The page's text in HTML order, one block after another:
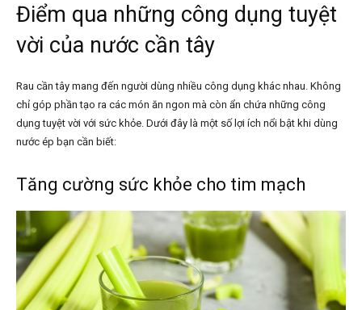
Điểm qua những công dụng tuyệt
vời của nước cần tây
Rau cần tây mang đến người dùng nhiều công dụng khác nhau. Không
chỉ góp phần tạo ra các món ăn ngon mà còn ẩn chứa những công
dụng tuyệt vời với sức khỏe. Dưới đây là một số lợi ích nổi bật khi dùng
nước ép bạn cần biết:
Tăng cường sức khỏe cho tim mạch